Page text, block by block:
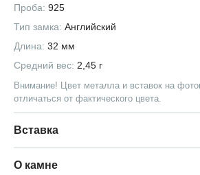
Проба: 925
Тип замка: Английский
Длина: 32 мм
Средний вес: 2,45 г
Внимание! Цвет металла и вставок на
отличаться от фактического цвета.
Вставка
О камне